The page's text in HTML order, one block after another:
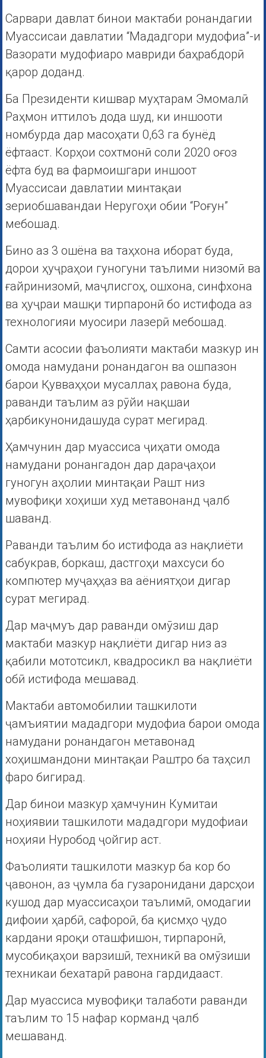
Сарвари давлат бинои мактаби ронандагии
Муассисаи давлатии “Мададгори мудофиа”-и
Вазорати мудофиаро мавриди баҳрабдорӣ
қарор доданд.
Ба Президенти кишвар муҳтарам Эмомалӣ
Раҳмон иттилоъ дода шуд, ки иншооти
номбурда дар масоҳати 0,63 га бунёд
ёфтааст. Корҳои сохтмонӣ соли 2020 оғоз
ёфта буд ва фармоишгари иншоот
Муассисаи давлатии минтақаи
зериобшавандаи Неругоҳи обии “Роғун”
мебошад.
Бино аз 3 ошёна ва таҳхона иборат буда,
дорои ҳуҷраҳои гуногуни таълими низомӣ ва
ғайринизомӣ, маҷлисгоҳ, ошхона, синфхона
ва ҳуҷраи машқи тирпаронӣ бо истифода аз
технологияи муосири лазерӣ мебошад.
Самти асосии фаъолияти мактаби мазкур ин
омода намудани ронандагон ва ошпазон
барои Қувваҳҳои мусаллаҳ равона буда,
раванди таълим аз рӯйи нақшаи
ҳарбикунонидашуда сурат мегирад.
Ҳамчунин дар муассиса ҷиҳати омода
намудани ронангадон дар дараҷаҳои
гуногун аҳолии минтақаи Рашт низ
мувофиқи хоҳиши худ метавонанд ҷалб
шаванд.
Раванди таълим бо истифода аз нақлиёти
сабукрав, боркаш, дастгоҳи махсуси бо
компютер муҷаҳҳаз ва аёниятҳои дигар
сурат мегирад.
Дар маҷмуъ дар раванди омӯзиш дар
мактаби мазкур нақлиёти дигар низ аз
қабили мототсикл, квадросикл ва нақлиёти
обӣ истифода мешавад.
Мактаби автомобилии ташкилоти
ҷамъиятии мададгори мудофиа барои омода
намудани ронандагон метавонад
хоҳишмандони минтақаи Раштро ба таҳсил
фаро бигирад.
Дар бинои мазкур ҳамчунин Кумитаи
ноҳиявии ташкилоти мададгори мудофиаи
ноҳияи Нуробод ҷойгир аст.
Фаъолияти ташкилоти мазкур ба кор бо
ҷавонон, аз ҷумла ба гузаронидани дарсҳои
кушод дар муассисаҳои таълимӣ, омодагии
дифоии ҳарбӣ, сафороӣ, ба қисмҳо ҷудо
кардани яроқи оташфишон, тирпаронӣ,
мусобиқаҳои варзишӣ, техникӣ ва омӯзиши
техникаи бехатарӣ равона гардидааст.
Дар муассиса мувофиқи талаботи раванди
таълим то 15 нафар корманд ҷалб
мешаванд.